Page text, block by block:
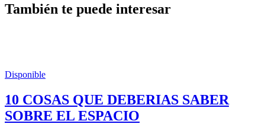
También te puede interesar
Disponible
10 COSAS QUE DEBERIAS SABER
SOBRE EL ESPACIO